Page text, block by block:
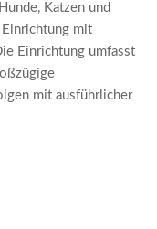
Katzen und
mit
Einrichtung umfasst
mit ausführlicher